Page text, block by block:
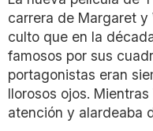
carrera de Margaret y
culto que en la
famosos por sus
portagonistas eran
llorosos ojos.
atención y alardeaba